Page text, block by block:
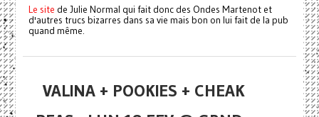
Le site de Julie Normal qui fait donc des Ondes Martenot et
d'autres trucs bizarres dans sa vie mais bon on lui fait de la pub
quand même.
VALINA + POOKIES + CHEAK